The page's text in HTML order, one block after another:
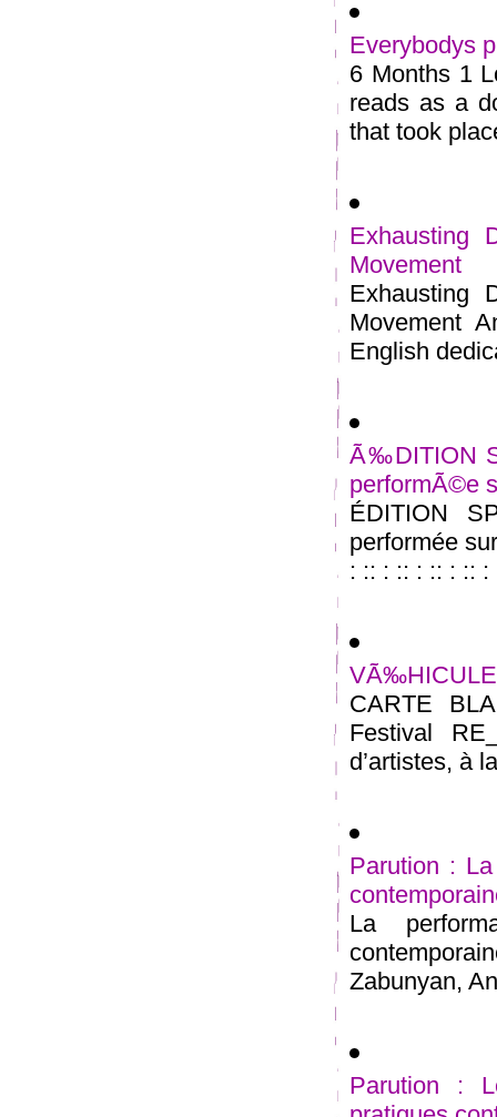
Everybodys
6 Months 1
reads as a
that took
Exhausting
Movement
Exhausting
Movement
English
Ã‰DITION
performÃ©e
ÉDITION
performée
: :: : :: : :: : :: :
VÃ‰HICULE
CARTE
Festival
d’artistes, à
Parution :
La
Zabunyan,
Parution :